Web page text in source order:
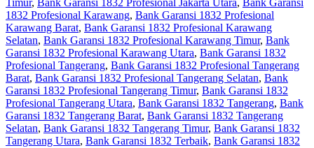
1832 Profesional Karawang, Bank Garansi 1832 Profesional
Karawang Barat, Bank Garansi 1832 Profesional Karawang
Selatan, Bank Garansi 1832 Profesional Karawang Timur, Bank
Garansi 1832 Profesional Karawang Utara, Bank Garansi 1832
Profesional Tangerang, Bank Garansi 1832 Profesional Tangerang
Barat, Bank Garansi 1832 Profesional Tangerang Selatan, Bank
Garansi 1832 Profesional Tangerang Timur, Bank Garansi 1832
Profesional Tangerang Utara, Bank Garansi 1832 Tangerang, Bank
Garansi 1832 Tangerang Barat, Bank Garansi 1832 Tangerang
Selatan, Bank Garansi 1832 Tangerang Timur, Bank Garansi 1832
Tangerang Utara, Bank Garansi 1832 Terbaik, Bank Garansi 1832